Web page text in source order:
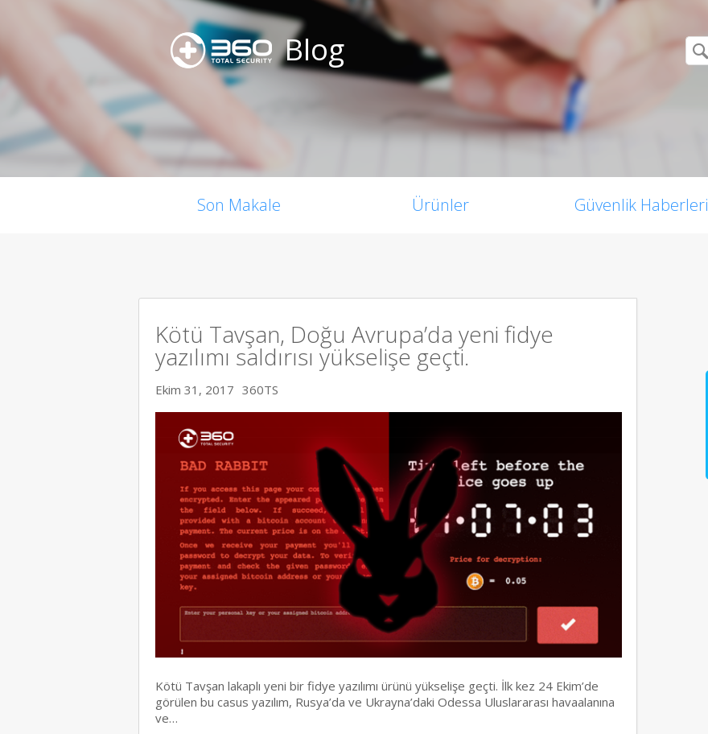
Blog
Son Makale Ürünler Güvenlik Haberleri
Kötü Tavşan, Doğu Avrupa’da yeni fidye
yazılımı saldırısı yükselişe geçti.
Ekim 31, 2017 360TS
Kötü Tavşan lakaplı yeni bir fidye yazılımı ürünü yükselişe geçti. İlk kez 24 Ekim’de
görülen bu casus yazılım, Rusya’da ve Ukrayna’daki Odessa Uluslararası havaalanına
ve…